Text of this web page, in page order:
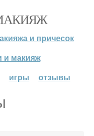
и причесок
и макияж
игры отзывы